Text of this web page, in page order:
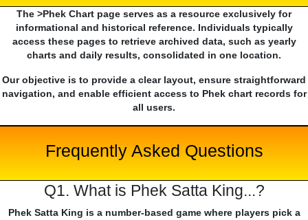
The >Phek Chart page serves as a resource exclusively for
informational and historical reference. Individuals typically
access these pages to retrieve archived data, such as yearly
charts and daily results, consolidated in one location.
Our objective is to provide a clear layout, ensure straightforward
navigation, and enable efficient access to Phek chart records for
all users.
Frequently Asked Questions
Q1. What is Phek Satta King...?
Phek Satta King is a number-based game where players pick a